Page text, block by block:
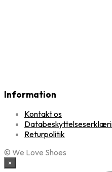
Information
Kontakt os
Returpolitik
© We Love Shoes
×